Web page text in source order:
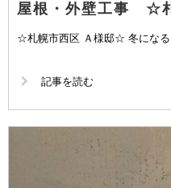
屋根・外壁工事 ☆
☆札幌市西区 Ａ様邸☆ 冬にな
記事を読む